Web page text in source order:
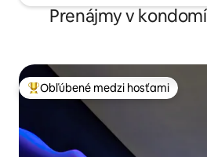
Prenájmy v
Najobľúbenejšie medzi hosťami
Obľúbené medzi hosťami